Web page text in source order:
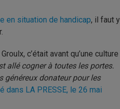
en situation de handicap, il faut y
c’était avant qu’une culture
allé cogner à toutes les portes.
généreux donateur pour les
dans LA PRESSE, le 26 mai